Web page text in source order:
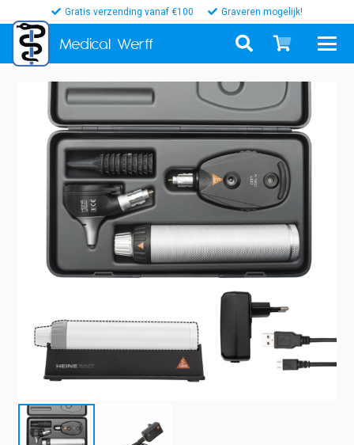
Gratis verzending vanaf €100 Graveren mogelijk!
Medical Werff